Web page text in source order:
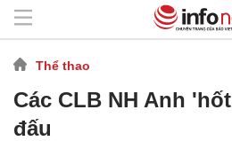
Thể thao
Các CLB NH Anh
đấu